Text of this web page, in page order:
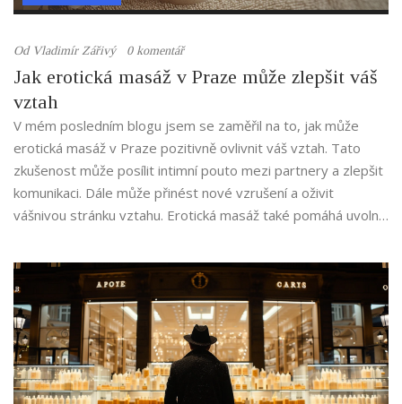
Od Vladimír Zářivý 0 komentář
Jak erotická masáž v Praze může zlepšit váš
vztah
V mém posledním blogu jsem se zaměřil na to, jak může
erotická masáž v Praze pozitivně ovlivnit váš vztah. Tato
zkušenost může posílit intimní pouto mezi partnery a zlepšit
komunikaci. Dále může přinést nové vzrušení a oživit
vášnivou stránku vztahu. Erotická masáž také pomáhá uvolnit
Zkrátka, může to být skvělý způsob, jak oživit vaši
romantickou jiskru a prohloubit své emocionální spojení.